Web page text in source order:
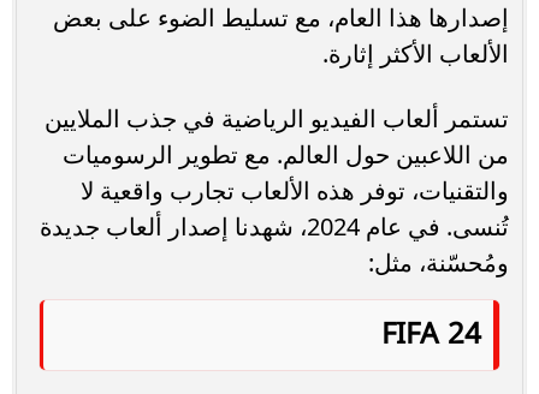
إصدارها هذا العام، مع تسليط الضوء على بعض
الألعاب الأكثر إثارة.
تستمر ألعاب الفيديو الرياضية في جذب الملايين
من اللاعبين حول العالم. مع تطوير الرسوميات
والتقنيات، توفر هذه الألعاب تجارب واقعية لا
تُنسى. في عام 2024، شهدنا إصدار ألعاب جديدة
ومُحسّنة، مثل:
FIFA 24